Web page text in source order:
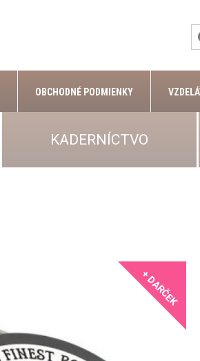
OBCHODNÉ PODMIENKY
KADERNÍCTVO
+ DARČEK